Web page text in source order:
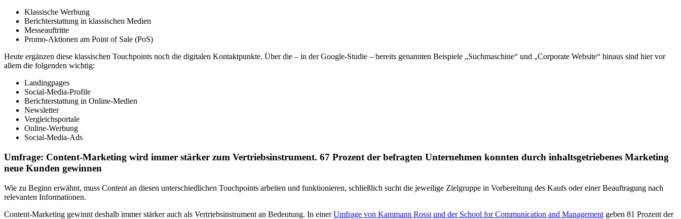
Klassische Werbung
Berichterstattung in klassischen Medien
Messeauftritte
Promo-Aktionen am Point of Sale (PoS)
Heute ergänzen diese klassischen Touchpoints noch die digitalen Kontaktpunkte. Über die – in der Google-Studie – bereits genannten Beispiele „Suchmaschine“ und „Corporate Website“ hinaus sind hier vor
allem die folgenden wichtig:
Landingpages
Social-Media-Profile
Berichterstattung in Online-Medien
Newsletter
Vergleichsportale
Online-Werbung
Social-Media-Ads
Umfrage: Content-Marketing wird immer stärker zum Vertriebsinstrument. 67 Prozent der befragten Unternehmen konnten durch inhaltsgetriebenes Marketing
neue Kunden gewinnen
Wie zu Beginn erwähnt, muss Content an diesen unterschiedlichen Touchpoints arbeiten und funktionieren, schließlich sucht die jeweilige Zielgruppe in Vorbereitung des Kaufs oder einer Beauftragung nach
relevanten Informationen.
Content-Marketing gewinnt deshalb immer stärker auch als Vertriebsinstrument an Bedeutung. In einerUmfrage von Kammann Rossi und der School for Communication and Management geben 81 Prozent der